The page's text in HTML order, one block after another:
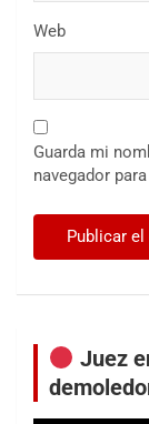
Web
Guarda mi
navegador
Juez